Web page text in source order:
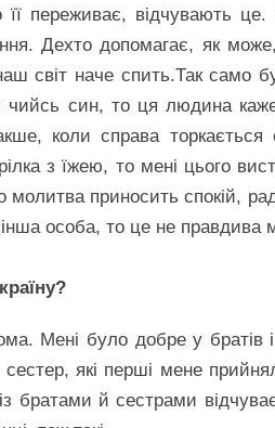
переживає, відчувають
Дехто допомагає, як
світ наче спить.Так само
чийсь син, то ця людина
коли справа
з їжею, то мені цього
приносить спокій,
особа, то це не правдива
Мені було добре у братів
сестер, які перші мене
братами й сестрами